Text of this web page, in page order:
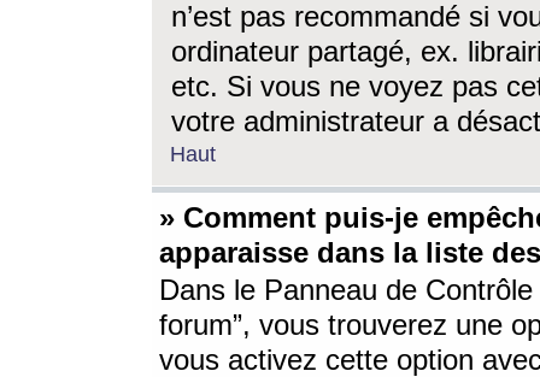
n’est pas recommandé si
ordinateur partagé, ex.
etc. Si vous ne voyez pas
votre administrateur a
Haut
» Comment puis-je
apparaisse dans la liste
Dans le Panneau de
forum”, vous trouverez une
vous activez cette option